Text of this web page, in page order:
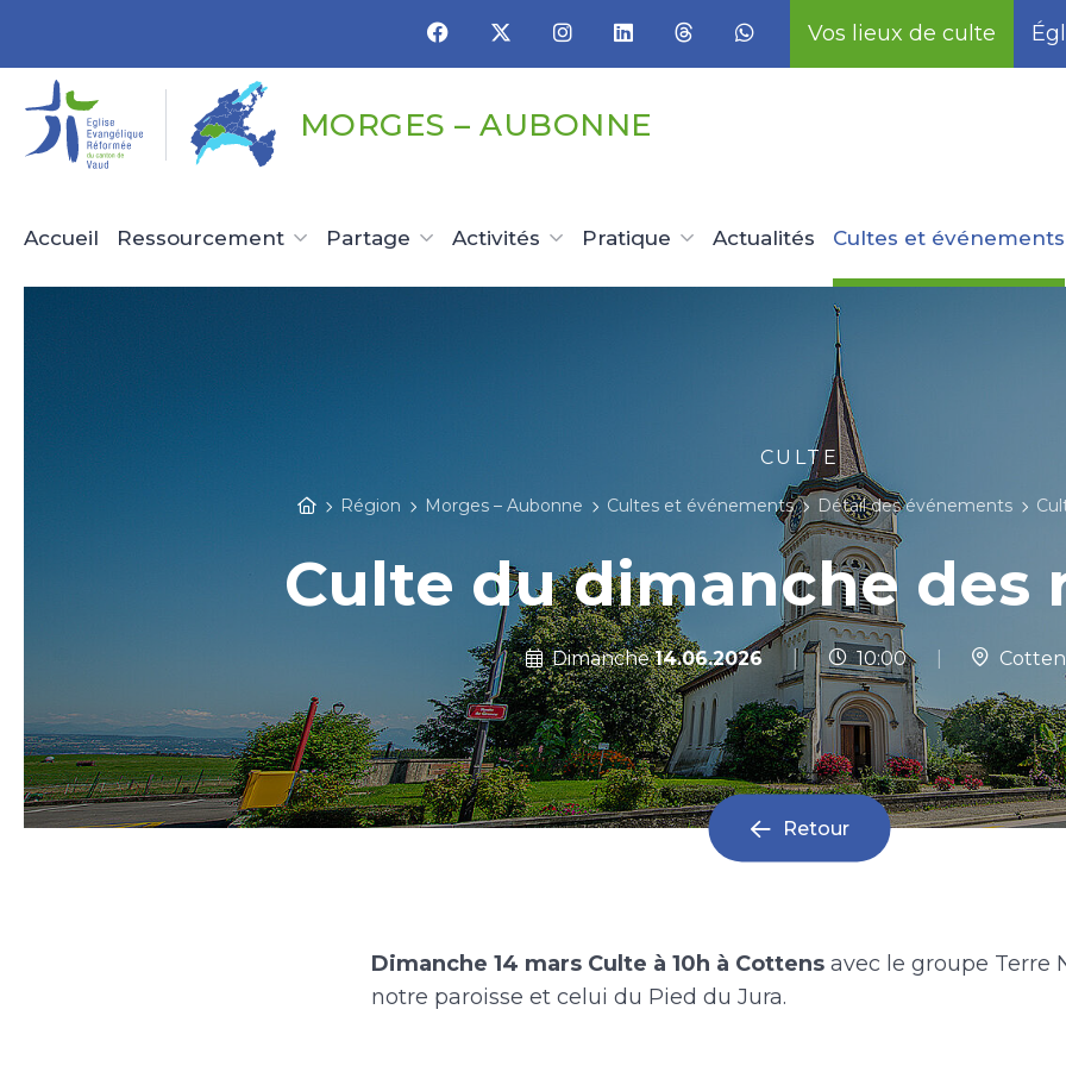
Vos lieux de culte
MORGES – AUBONNE
Accueil Ressourcement Partage Activités Pratique Actualités Cultes et événements
CULTE
Région Morges – Aubonne Cultes et événements Détail des événements
Culte du dimanche des
Dimanche14.06.2026 | 10:00
Retour
Dimanche 14 mars Culte à 10h à Cottens avec le groupe Terre
notre paroisse et celui du Pied du Jura.